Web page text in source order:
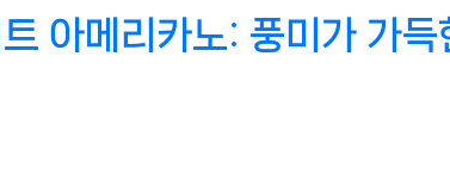
아메리카노: 풍미가 가